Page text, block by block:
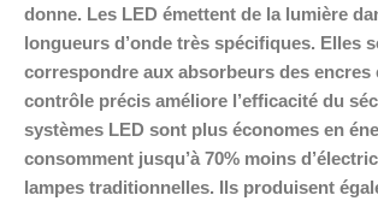
donne. Les LED émettent de la lumière
longueurs d’onde très spécifiques. Elles
correspondre aux absorbeurs des encres
contrôle précis améliore l’efficacité du
systèmes LED sont plus économes en
consomment jusqu’à 70% moins
lampes traditionnelles. Ils produisent